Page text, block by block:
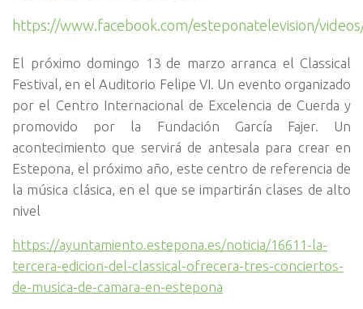
https://www.facebook.com/esteponatelevision/
El próximo domingo 13 de marzo arranca el Classical
Festival, en el Auditorio Felipe VI. Un evento organizado
por el Centro Internacional de Excelencia de Cuerda y
promovido por la Fundación García Fajer. Un
acontecimiento que servirá de antesala para crear en
Estepona, el próximo año, este centro de referencia de
la música clásica, en el que se impartirán clases de alto
nivel
https://ayuntamiento.estepona.es/noticia/16611-la-
tercera-edicion-del-classical-ofrecera-tres-conciertos-
de-musica-de-camara-en-estepona